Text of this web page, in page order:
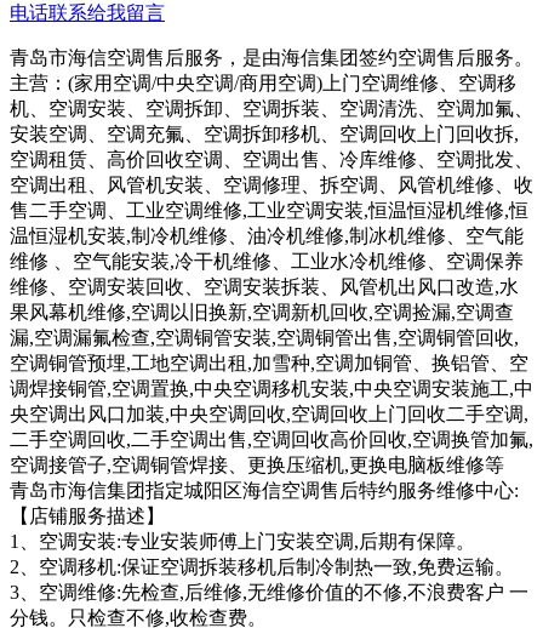
电话联系给我留言
青岛市海信空调售后服务，是由海信集团签约空调售后服务。
主营：(家用空调/中央空调/商用空调)上门空调维修、空调移
机、空调安装、空调拆卸、空调拆装、空调清洗、空调加氟、
安装空调、空调充氟、空调拆卸移机、空调回收上门回收拆,
空调租赁、高价回收空调、空调出售、冷库维修、空调批发、
空调出租、风管机安装、空调修理、拆空调、风管机维修、收
售二手空调、工业空调维修,工业空调安装,恒温恒湿机维修,恒
温恒湿机安装,制冷机维修、油冷机维修,制冰机维修、空气能
维修 、空气能安装,冷干机维修、工业水冷机维修、空调保养
维修、空调安装回收、空调安装拆装、风管机出风口改造,水
果风幕机维修,空调以旧换新,空调新机回收,空调捡漏,空调查
漏,空调漏氟检查,空调铜管安装,空调铜管出售,空调铜管回收,
空调铜管预埋,工地空调出租,加雪种,空调加铜管、换铝管、空
调焊接铜管,空调置换,中央空调移机安装,中央空调安装施工,中
央空调出风口加装,中央空调回收,空调回收上门回收二手空调,
二手空调回收,二手空调出售,空调回收高价回收,空调换管加氟,
空调接管子,空调铜管焊接、更换压缩机,更换电脑板维修等
青岛市海信集团指定城阳区海信空调售后特约服务维修中心:
【店铺服务描述】
1、空调安装:专业安装师傅上门安装空调,后期有保障。
2、空调移机:保证空调拆装移机后制冷制热一致,免费运输。
3、空调维修:先检查,后维修,无维修价值的不修,不浪费客户 一
分钱。只检查不修,收检查费。